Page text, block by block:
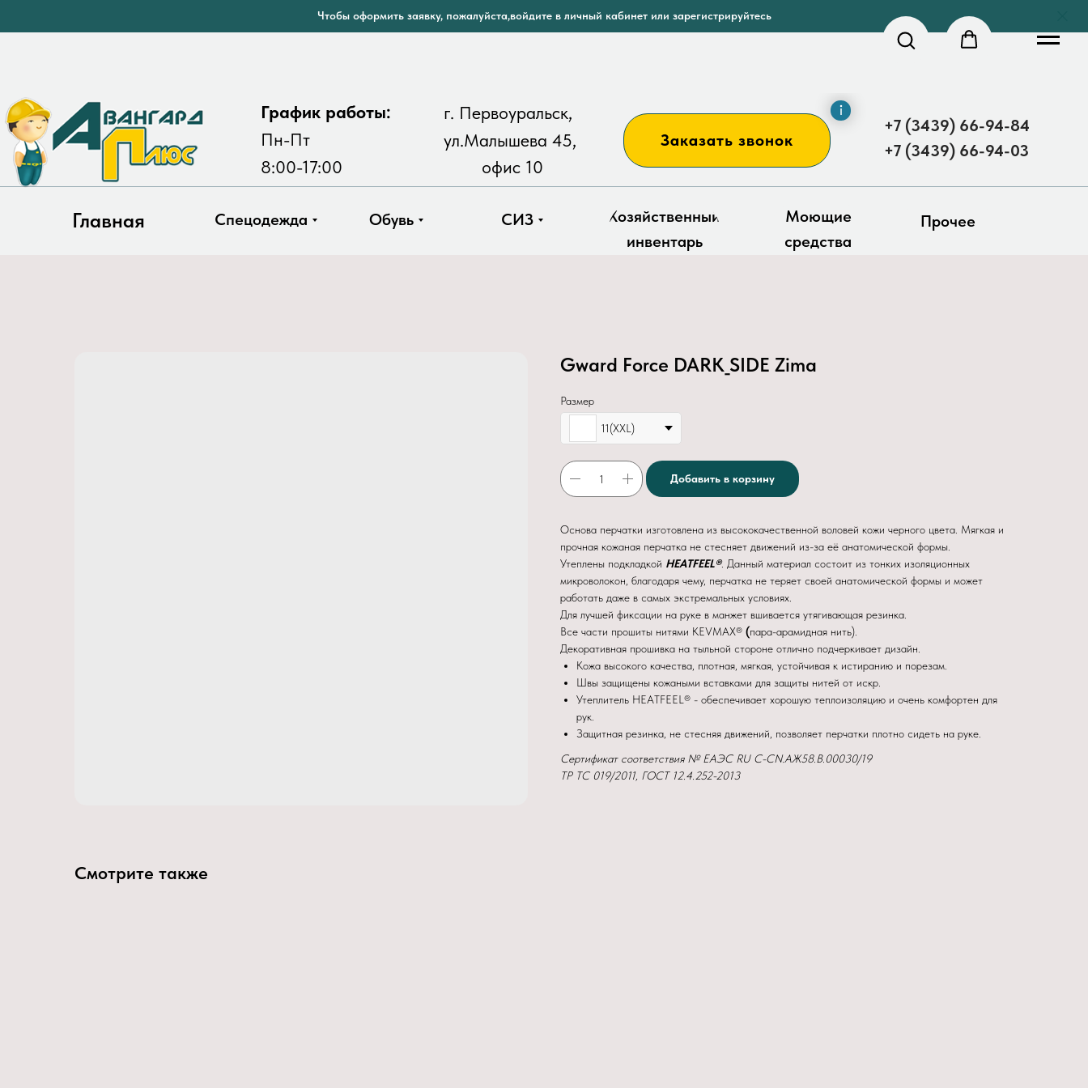
Чтобы оформить заявку, пожалуйста,войдите в личный кабинет или зарегистрируйтесь
График работы:
Пн-Пт
8:00-17:00
Заказать звонок
+7 (3439) 66-94-84
+7 (3439) 66-94-03
г. Первоуральск,
ул.Малышева 45,
офис 10
Главная Спецодежда Обувь СИЗ
Хозяйственный
инвентарь
Моющие
средства
Прочее
Gward Force DARK_SIDE Zima
Размер
11(XXL)
Добавить в корзину
Основа перчатки изготовлена из высококачественной воловей кожи черного цвета. Мягкая и
прочная кожаная перчатка не стесняет движений из-за её анатомической формы.
Утеплены подкладкой HEATFEEL®. Данный материал состоит из тонких изоляционных
микроволокон, благодаря чему, перчатка не теряет своей анатомической формы и может
работать даже в самых экстремальных условиях.
Для лучшей фиксации на руке в манжет вшивается утягивающая резинка.
Все части прошиты нитями KEVMAX® (пара-арамидная нить).
Декоративная прошивка на тыльной стороне отлично подчеркивает дизайн.
Кожа высокого качества, плотная, мягкая, устойчивая к истиранию и порезам.
Швы защищены кожаными вставками для защиты нитей от искр.
Утеплитель HEATFEEL® - обеспечивает хорошую теплоизоляцию и очень комфортен для
рук.
Защитная резинка, не стесняя движений, позволяет перчатки плотно сидеть на руке.
Сертификат соответствия № EAЭС RU C-CN.АЖ58.В.00030/19
ТР ТС 019/2011, ГОСТ 12.4.252-2013
Смотрите также